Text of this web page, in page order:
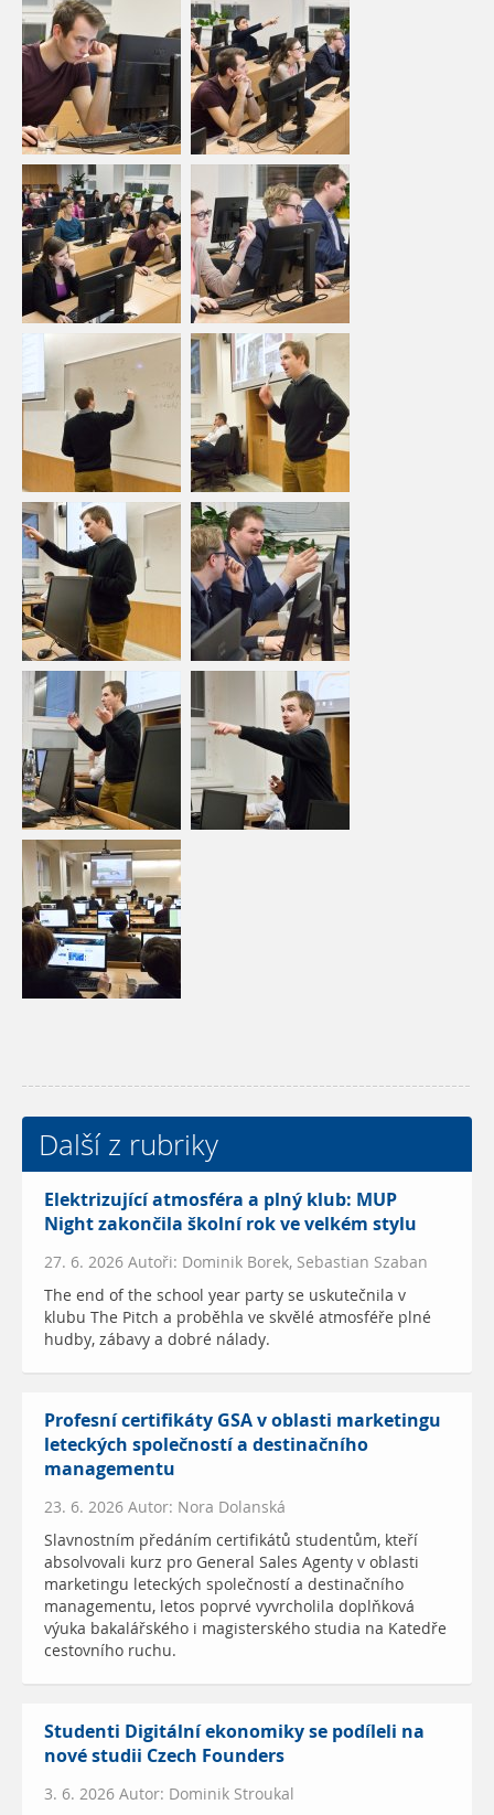
Další z rubriky
Elektrizující atmosféra a plný klub: MUP
Night zakončila školní rok ve velkém stylu
27. 6. 2026 Autoři: Dominik Borek, Sebastian Szaban
The end of the school year party se uskutečnila v
klubu The Pitch a proběhla ve skvělé atmosféře plné
hudby, zábavy a dobré nálady.
Profesní certifikáty GSA v oblasti marketingu
leteckých společností a destinačního
managementu
23. 6. 2026 Autor: Nora Dolanská
Slavnostním předáním certifikátů studentům, kteří
absolvovali kurz pro General Sales Agenty v oblasti
marketingu leteckých společností a destinačního
managementu, letos poprvé vyvrcholila doplňková
výuka bakalářského i magisterského studia na Katedře
cestovního ruchu.
Studenti Digitální ekonomiky se podíleli na
nové studii Czech Founders
3. 6. 2026 Autor: Dominik Stroukal